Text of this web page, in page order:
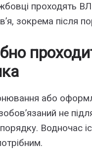
проходять
зокрема після
або
не
Водночас